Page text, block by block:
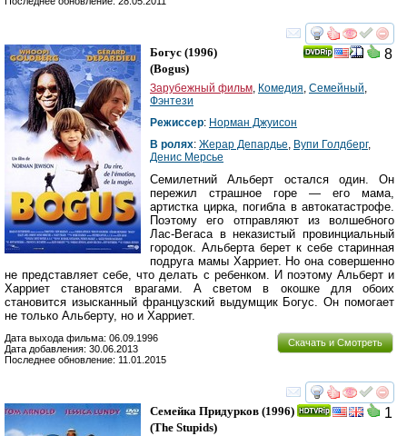
смотреть
8
Богус (1996)
(Bogus)
Зарубежный фильм, Комедия, Семейный,
Фэнтези
Режиссер: Норман Джуисон
В ролях: Жерар Депардье, Вупи Голдберг,
Денис Мерсье
Семилетний Альберт остался один. Он
пережил страшное горе — его мама,
артистка цирка, погибла в автокатастрофе.
Поэтому его отправляют из волшебного
Лас-Вегаса в неказистый провинциальный
городок. Альберта берет к себе старинная
подруга мамы Харриет. Но она совершенно
не представляет себе, что делать с ребенком. И поэтому Альберт и
Харриет становятся врагами. А светом в окошке для обоих
становится изысканный французский выдумщик Богус. Он помогает
не только Альберту, но и Харриет.
Скачать и Смотреть
Дата выхода фильма: 06.09.1996
Дата добавления: 30.06.2013
Последнее обновление: 11.01.2015
смотреть
1
Семейка Придурков (1996)
(The Stupids)